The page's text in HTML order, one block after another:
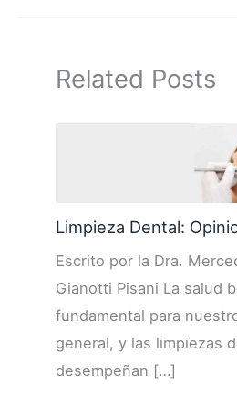
Related Posts
Limpieza Dental:
Escrito por la Dra.
Gianotti Pisani La salud
fundamental para
general, y las limpiezas
desempeñan […]